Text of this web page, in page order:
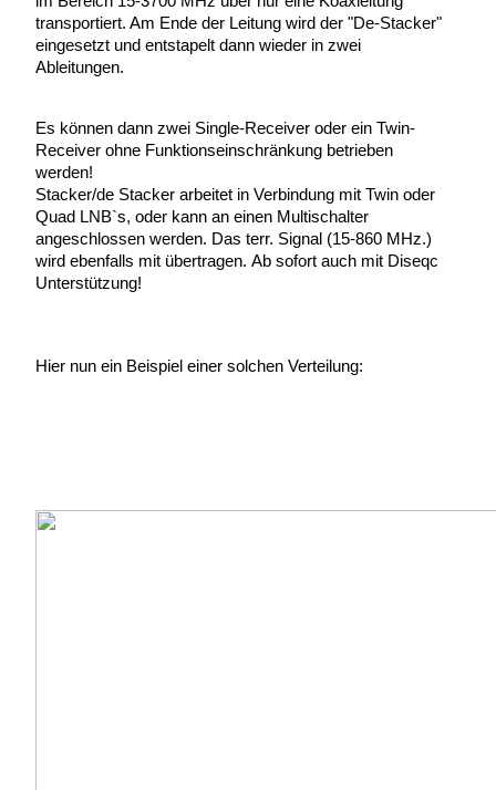
transportiert. Am Ende der Leitung wird der "De-Stacker"
eingesetzt und entstapelt dann wieder in zwei
Ableitungen.
Es können dann zwei Single-Receiver oder ein Twin-
Receiver ohne Funktionseinschränkung betrieben
werden!
Stacker/de Stacker arbeitet in Verbindung mit Twin oder
Quad LNB`s, oder kann an einen Multischalter
angeschlossen werden. Das terr. Signal (15-860 MHz.)
wird ebenfalls mit übertragen. Ab sofort auch mit Diseqc
Unterstützung!
Hier nun ein Beispiel einer solchen Verteilung: